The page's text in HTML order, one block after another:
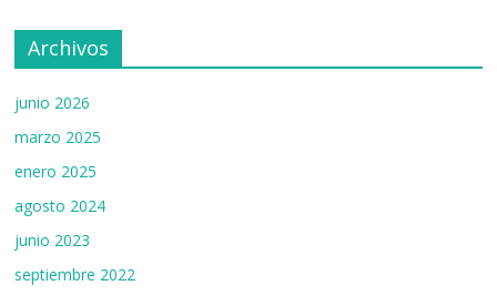
el
Archivos
junio 2026
marzo 2025
enero 2025
agosto 2024
junio 2023
septiembre 2022